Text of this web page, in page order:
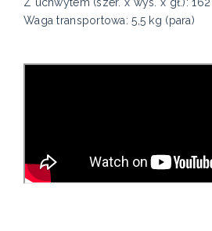
Waga transportowa: 5,5 kg (para)